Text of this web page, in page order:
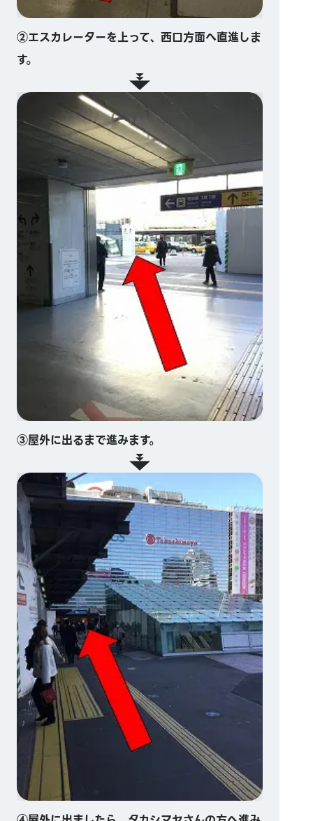
②エスカレーターを上って、西口方面へ直進しま
す。
③屋外に出るまで進みます。